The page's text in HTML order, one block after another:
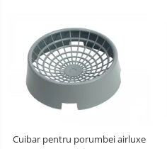
Cuibar pentru porumbei airluxe